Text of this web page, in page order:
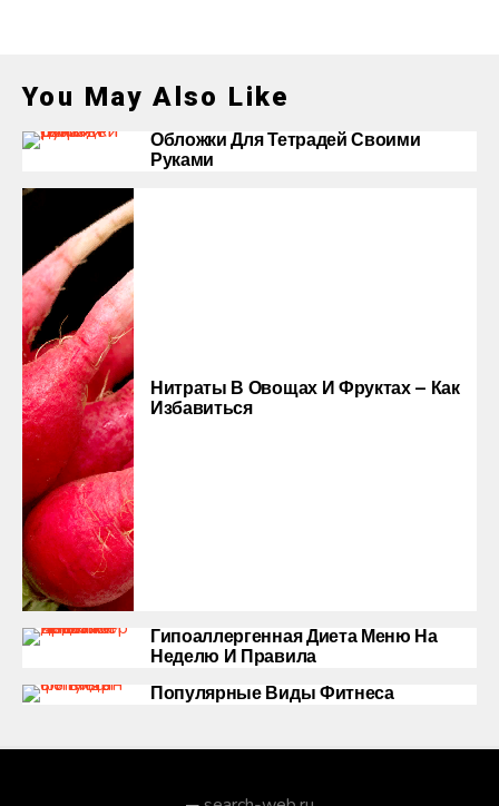
You May Also Like
Обложки Для Тетрадей Своими
Руками
Нитраты В Овощах И Фруктах — Как
Избавиться
Гипоаллергенная Диета Меню На
Неделю И Правила
Популярные Виды Фитнеса